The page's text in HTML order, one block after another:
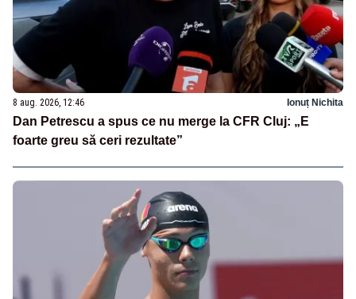
8 aug. 2026, 12:46 Ionuț Nichita
Dan Petrescu a spus ce nu merge la CFR Cluj: „E
foarte greu să ceri rezultate”